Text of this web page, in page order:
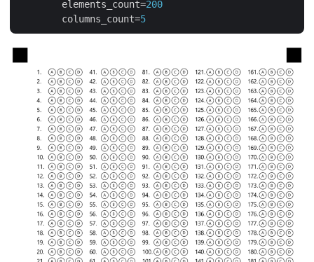
elements_count=200
columns_count=